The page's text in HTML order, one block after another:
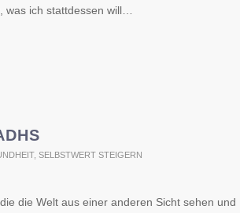
was ich stattdessen will…
, SELBSTWERT STEIGERN
die Welt aus einer anderen Sicht sehen und